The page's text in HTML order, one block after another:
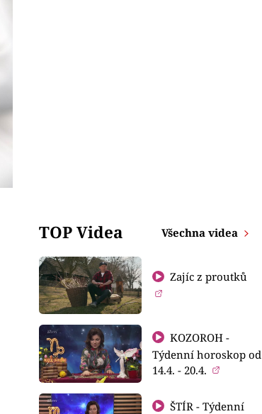
TOP Videa Všechna videa
Zajíc z proutků
KOZOROH -
Týdenní horoskop od
14.4. - 20.4.
ŠTÍR - Týdenní